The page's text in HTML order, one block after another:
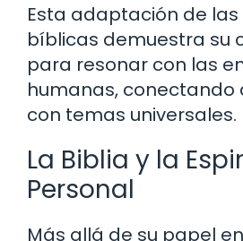
Esta adaptación de
bíblicas demuestra su
para resonar con las
humanas, conectando
con temas universales.
La Biblia y la
Personal
Más allá de su papel